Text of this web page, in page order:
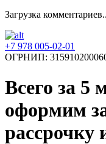
Загрузка
+7 978 005-02-01
ОГРНИП:
Всего за 5
оформим
рассрочку